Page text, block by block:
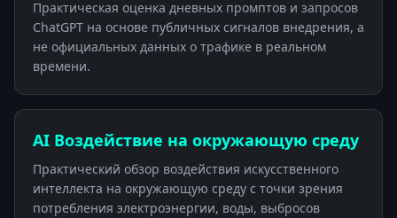
Практическая оценка дневных промптов и запросов
ChatGPT на основе публичных сигналов внедрения, а
не официальных данных о трафике в реальном
времени.
AI Воздействие на окружающую среду
Практический обзор воздействия искусственного
интеллекта на окружающую среду с точки зрения
потребления электроэнергии, воды, выбросов